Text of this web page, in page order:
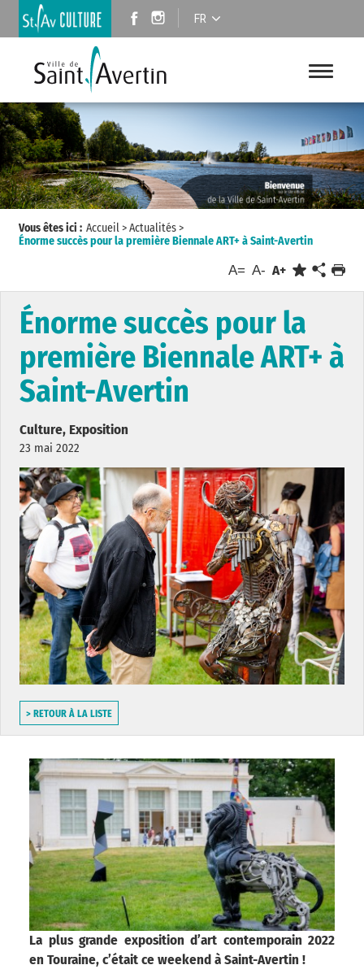
FR
Vous êtes ici : Accueil>Actualités>
Énorme succès pour la première Biennale ART+ à Saint-Avertin
A= A- A+
Énorme succès pour la
première Biennale ART+ à
Saint-Avertin
Culture, Exposition
23 mai 2022
> RETOUR À LA LISTE
La plus grande exposition d’art contemporain 2022
en Touraine, c’était ce weekend à Saint-Avertin !